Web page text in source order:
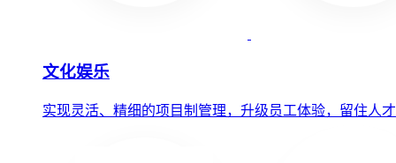
文化娱乐
实现灵活、精细的项目制管理，升级员工体验，留住人才